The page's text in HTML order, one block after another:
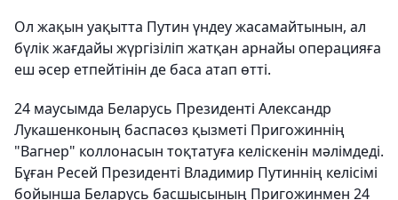
Ол жақын уақытта Путин үндеу жасамайтынын, ал
бүлік жағдайы жүргізіліп жатқан арнайы операцияға
еш әсер етпейтінін де баса атап өтті.
24 маусымда Беларусь Президенті Александр
Лукашенконың баспасөз қызметі Пригожиннің
"Вагнер" коллонасын тоқтатуға келіскенін мәлімдеді.
Бұған Ресей Президенті Владимир Путиннің келісімі
бойынша Беларусь басшысының Пригожинмен 24